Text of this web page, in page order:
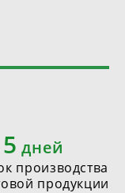
5 дней
производства
продукции